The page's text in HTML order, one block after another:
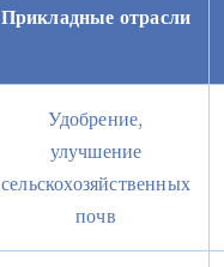
Прикладные отрасли
Удобрение,
улучшение
сельскохозяйственных
почв